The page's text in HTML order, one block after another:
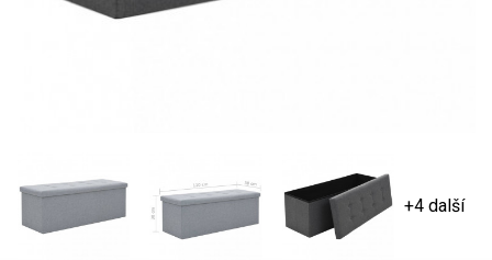
+4 další